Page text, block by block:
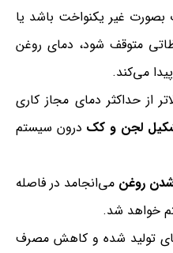
غیر یکنواخت باشد یا
متوقف شود، دمای روغن
می‌کند.
از حداکثر دمای مجاز کاری
لجن و کک درون سیستم
روغن می‌انجامد در فاصله
خواهد شد.
تولید شده و کاهش مصرف